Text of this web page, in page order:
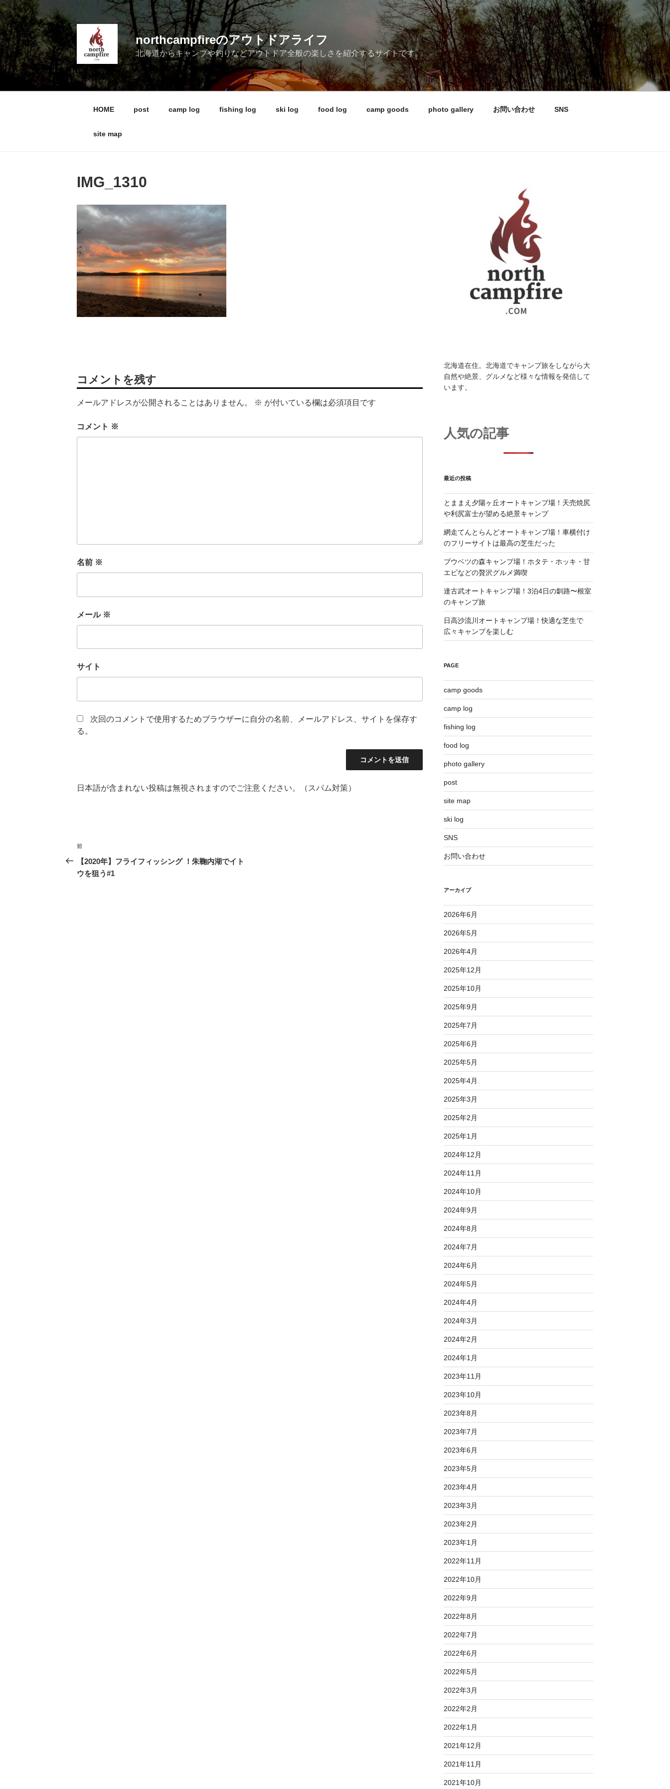
コ
ン
テ
ン
ツ
へ
キ
northcampfireのアウトドアライフ
北海道からキャンプや釣りなどアウトドア全般の楽しさを紹介するサイトです。
HOME post camp log fishing log ski log food log camp goods photo gallery お問い合わせ SNS
site map
IMG_1310
コメントを残す
メールアドレスが公開されることはありません。 ※ が付いている欄は必須項目です
コメント ※
名前 ※
メール ※
サイト
次回のコメントで使用するためブラウザーに自分の名前、メールアドレス、サイトを保存す
る。
日本語が含まれない投稿は無視されますのでご注意ください。（スパム対策）
投
稿
ナ
前
の
投
前
【2020年】フライフィッシング ！朱鞠内湖でイト
ウを狙う#1
北海道在住。北海道でキャンプ旅をしながら大
自然や絶景、グルメなど様々な情報を発信して
います。
人気の記事
最近の投稿
とままえ夕陽ヶ丘オートキャンプ場！天売焼尻
や利尻富士が望める絶景キャンプ
網走てんとらんどオートキャンプ場！車横付け
のフリーサイトは最高の芝生だった
ブウベツの森キャンプ場！ホタテ・ホッキ・甘
エビなどの贅沢グルメ満喫
達古武オートキャンプ場！3泊4日の釧路〜根室
のキャンプ旅
日高沙流川オートキャンプ場！快適な芝生で
広々キャンプを楽しむ
PAGE
camp goods
camp log
fishing log
food log
photo gallery
post
site map
ski log
SNS
お問い合わせ
アーカイブ
2026年6月
2026年5月
2026年4月
2025年12月
2025年10月
2025年9月
2025年7月
2025年6月
2025年5月
2025年4月
2025年3月
2025年2月
2025年1月
2024年12月
2024年11月
2024年10月
2024年9月
2024年8月
2024年7月
2024年6月
2024年5月
2024年4月
2024年3月
2024年2月
2024年1月
2023年11月
2023年10月
2023年8月
2023年7月
2023年6月
2023年5月
2023年4月
2023年3月
2023年2月
2023年1月
2022年11月
2022年10月
2022年9月
2022年8月
2022年7月
2022年6月
2022年5月
2022年3月
2022年2月
2022年1月
2021年12月
2021年11月
2021年10月